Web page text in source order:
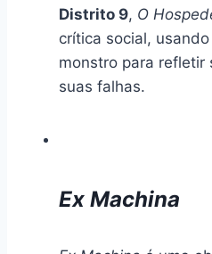
Distrito 9, O
crítica social,
monstro para refletir
suas falhas.
Ex Machina